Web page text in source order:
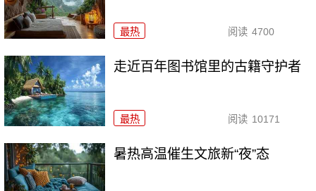
最热 阅读 4700
走近百年图书馆里的古籍守护者
最热 阅读 10171
暑热高温催生文旅新“夜”态